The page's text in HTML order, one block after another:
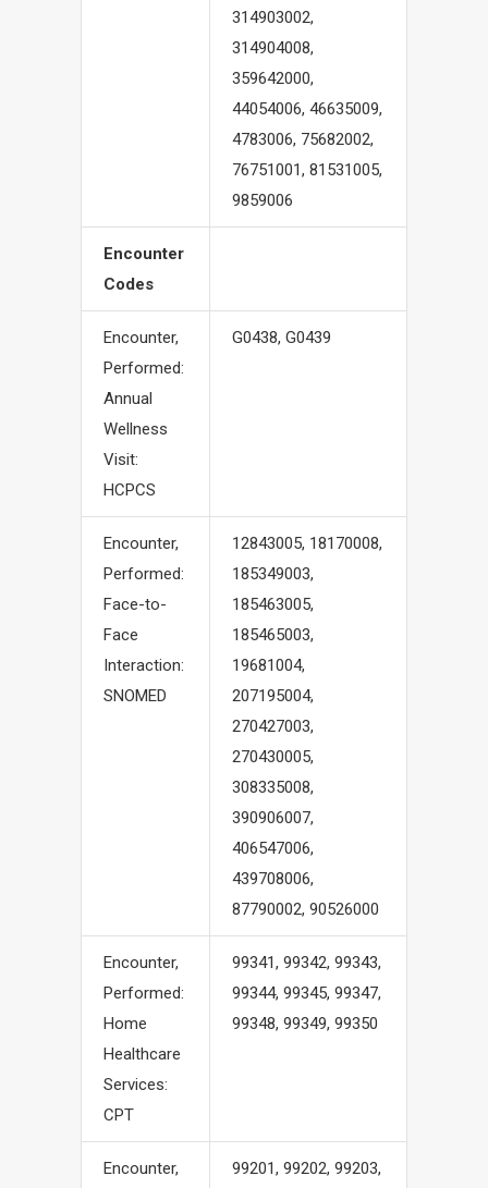
314903002,
314904008,
359642000,
44054006, 46635009,
4783006, 75682002,
76751001, 81531005,
9859006
Encounter
Codes
Encounter,
Performed:
Annual
Wellness
Visit:
HCPCS
G0438, G0439
Encounter,
Performed:
Face-to-
Face
Interaction:
SNOMED
12843005, 18170008,
185349003,
185463005,
185465003,
19681004,
207195004,
270427003,
270430005,
308335008,
390906007,
406547006,
439708006,
87790002, 90526000
Encounter,
Performed:
Home
Healthcare
Services:
CPT
99341, 99342, 99343,
99344, 99345, 99347,
99348, 99349, 99350
Encounter, 99201, 99202, 99203,